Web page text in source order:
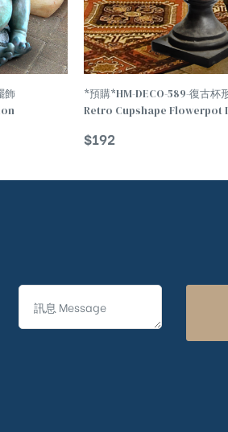
飾
*預購*HM-DECO-589-復古杯
Retro Cupshape Flowerpot
$192